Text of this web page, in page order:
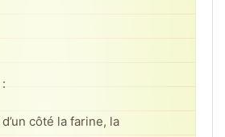
:
côté la farine, la